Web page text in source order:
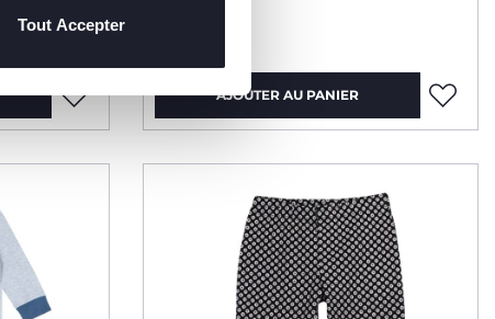
Tout Accepter
AJOUTER AU PANIER